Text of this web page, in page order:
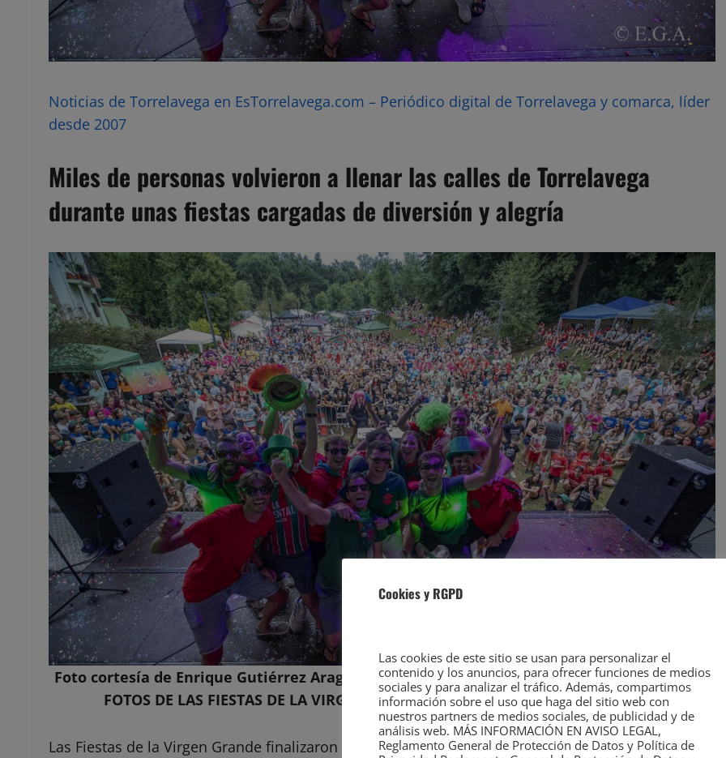
Noticias de Torrelavega en EsTorrelavega.com – Periódico digital de Torrelavega y comarca, líder
desde 2007
Miles de personas volvieron a llenar las calles de Torrelavega
durante unas fiestas cargadas de diversión y alegría
Foto cortesía de Enrique Gutiérrez Aragón durante el Día de las Peñas – (C) Foto: EGA-MÁS
FOTOS DE LAS FIESTAS DE LA VIRGEN GRANDE PRONTO EN TORRELAVEGA.NET
Las Fiestas de la Virgen Grande finalizaron el domingo 17 de agosto con laGala Floraly el
Cookies y RGPD
Las cookies de este sitio se usan para personalizar el
contenido y los anuncios, para ofrecer funciones de medios
sociales y para analizar el tráfico. Además, compartimos
información sobre el uso que haga del sitio web con
nuestros partners de medios sociales, de publicidad y de
análisis web. MÁS INFORMACIÓN EN AVISO LEGAL,
Reglamento General de Protección de Datos y Política de